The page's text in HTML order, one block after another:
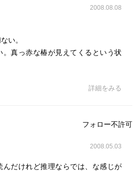
2008.08.08
い。
。真っ赤な椿が見えてくるという状
詳細をみる
フォロー不許可
2008.05.03
んだけれど推理ならでは、な感じが